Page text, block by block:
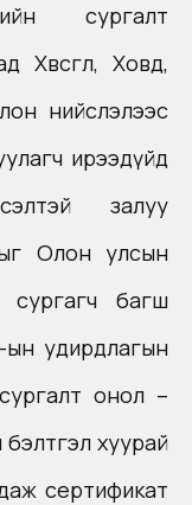
сургалт
Хөвсгөл, Ховд,
нийслэлээс
ирээдүйд
залуу
Олон улсын
сургагч багш
удирдлагын
сургалт онол –
бэлтгэл хуурай
сертификат